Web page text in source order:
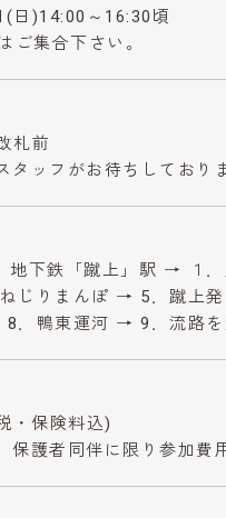
日)14:00～16:30頃
ご集合下さい。
札前
ッフがお待ちしており
地下鉄「蹴上」駅 → １
じりまんぽ → 5．蹴上
．鴨東運河 → 9．流路
・保険料込)
保護者同伴に限り参加費